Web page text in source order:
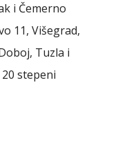
i Čemerno
11, Višegrad,
Tuzla i
stepeni